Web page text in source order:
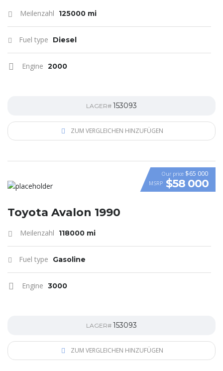
Meilenzahl 125000 mi
Fuel type Diesel
Engine 2000
LAGER# 153093
ZUM VERGLEICHEN HINZUFÜGEN
VIDEO
Our price $65 000
MSRP $58 000
Toyota Avalon 1990
Meilenzahl 118000 mi
Fuel type Gasoline
Engine 3000
LAGER# 153093
ZUM VERGLEICHEN HINZUFÜGEN